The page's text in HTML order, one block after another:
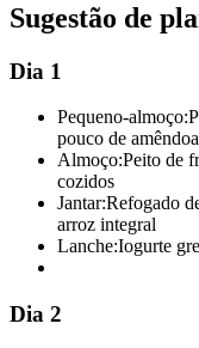
Sugestão de
Dia 1
Pequeno-almoço:
pouco de
Almoço:Peito de
cozidos
Jantar:Refogado
arroz integral
Lanche:Iogurte
Dia 2